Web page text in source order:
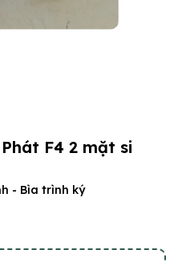
F4 2 mặt si
- Bìa trình ký